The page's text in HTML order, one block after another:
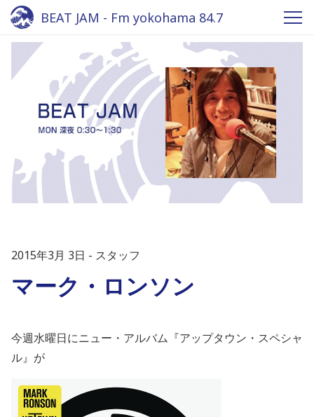
BEAT JAM - Fm yokohama 84.7
2015年3月 3日 スタッフ
マーク・ロンソン
今週水曜日にニュー・アルバム『アップタウン・スペシャ
ル』が